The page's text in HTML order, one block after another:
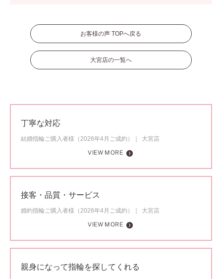
お客様の声 TOPへ戻る
大宮店の一覧へ
丁寧な対応
結婚指輪ご購入者様（2026年4月ご成約）
大宮店
VIEW MORE
接客・品質・サービス
婚約指輪ご購入者様（2026年4月ご成約）
大宮店
VIEW MORE
親身になって指輪を探してくれる